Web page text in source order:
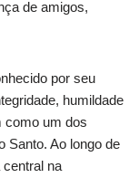
de amigos,
por seu
humildade
como um dos
Santo. Ao longo de
na